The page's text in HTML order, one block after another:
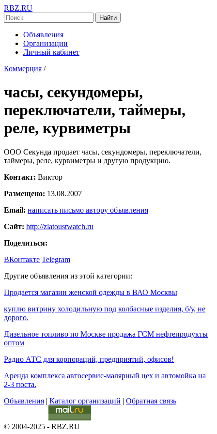
RBZ.RU
Найти
Объявления
Организации
Личный кабинет
Коммерция /
часы, секундомеры,
переключатели, таймеры,
реле, курвиметры
ООО Секунда продает часы, секундомеры, переключатели,
таймеры, реле, курвиметры и другую продукцию.
Контакт: Виктор
Размещено: 13.08.2007
Email: написать письмо автору объявления
Сайт: http://zlatoustwatch.ru
Поделиться:
ВКонтакте Telegram
Другие объявления из этой категории:
Продается магазин женской одежды в ВАО Москвы
куплю витрину холодильную под колбасные изделия, б/у, не
дорого.
Дизельное топливо по Москве продажа ГСМ нефтепродукты
оптом
Радио АТС для корпораций, предприятий, офисов!
Аренда комплекса автосервис-малярный цех и автомойка на
2-3 поста.
Объявления | Каталог организаций | Обратная связь
© 2004-2025 - RBZ.RU